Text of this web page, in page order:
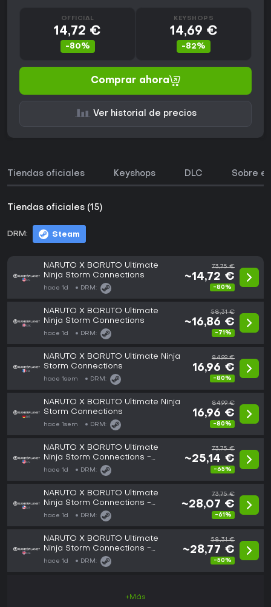
OFFICIAL
14,72 €
-80%
KEYSHOPS
14,69 €
-82%
Comprar ahora
Ver historial de precios
Tiendas oficiales Keyshops DLC Sobre
Tiendas oficiales (15)
DRM: Steam
NARUTO X BORUTO Ultimate
Ninja Storm Connections
hace 1d DRM:
73,75 €
~14,72 €
-80%
NARUTO X BORUTO Ultimate
Ninja Storm Connections
hace 1d DRM:
58,31 €
~16,86 €
-71%
NARUTO X BORUTO Ultimate Ninja
Storm Connections
hace 1sem DRM:
84,99 €
16,96 €
-80%
NARUTO X BORUTO Ultimate Ninja
Storm Connections
hace 1sem DRM:
84,99 €
16,96 €
-80%
NARUTO X BORUTO Ultimate
Ninja Storm Connections -
Deluxe Edition
hace 1d DRM:
73,75 €
~25,14 €
-65%
NARUTO X BORUTO Ultimate
Ninja Storm Connections -
Ultimate Edition
hace 1d DRM:
73,75 €
~28,07 €
-61%
NARUTO X BORUTO Ultimate
Ninja Storm Connections -
Deluxe Edition
hace 1d DRM:
58,31 €
~28,77 €
-50%
+Más